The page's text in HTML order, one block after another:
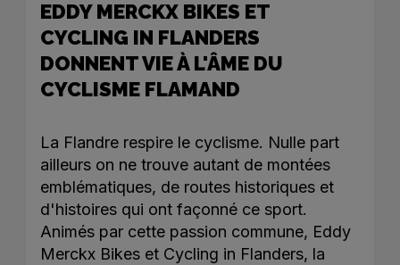
EDDY MERCKX BIKES ET
CYCLING IN FLANDERS
DONNENT VIE À L'ÂME DU
CYCLISME FLAMAND
La Flandre respire le cyclisme. Nulle part
ailleurs on ne trouve autant de montées
emblématiques, de routes historiques et
d'histoires qui ont façonné ce sport.
Animés par cette passion commune, Eddy
Merckx Bikes et Cycling in Flanders, la